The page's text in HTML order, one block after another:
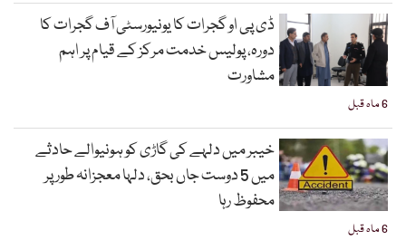
6 ماہ قبل
ڈی پی او گجرات کا یونیورسٹی آف گجرات کا
دورہ، پولیس خدمت مرکز کے قیام پر اہم
مشاورت
6 ماہ قبل
خیبر میں دلہے کی گاڑی کو ہونیوالے حادثے
میں 5 دوست جاں بحق، دلہا معجزانہ طور پر
محفوظ رہا